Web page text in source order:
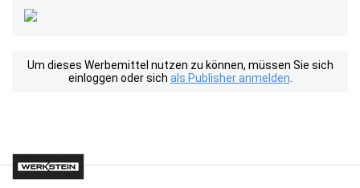
Um dieses Werbemittel nutzen zu können, müssen Sie sich
einloggen oder sich als Publisher anmelden